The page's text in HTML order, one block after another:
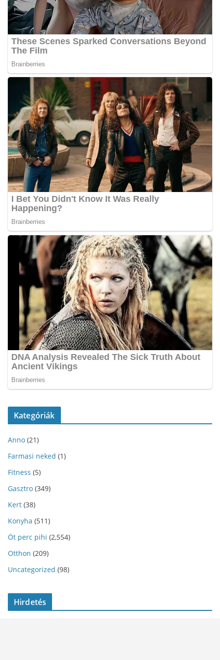
Kategóriák
Anno (21)
Farmasi neked (1)
Fitness (5)
Gasztro (349)
Kert (38)
Konyha (511)
Öt perc pihi (2,554)
Otthon (209)
Uncategorized (98)
Hirdetés